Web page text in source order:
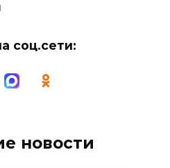
соц.сети:
новости